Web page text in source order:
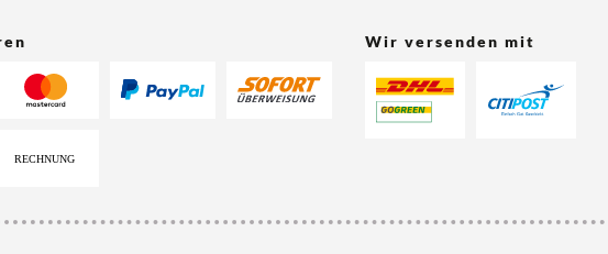
Wir versenden mit